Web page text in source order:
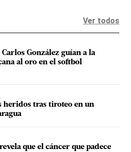
Ver todos
González guían a la
al oro en el softbol
heridos tras tiroteo en un
que el cáncer que padece